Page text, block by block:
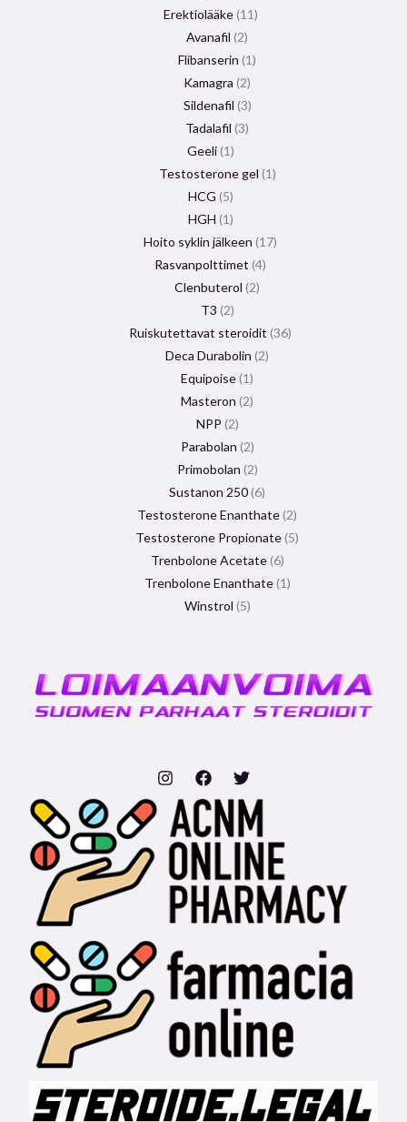
Erektiolääke 11
Avanafil 2
Flibanserin 1
Kamagra 2
Sildenafil 3
Tadalafil 3
Geeli 1
Testosterone gel 1
HCG 5
HGH 1
Hoito syklin jälkeen 17
Rasvanpolttimet 4
Clenbuterol 2
T3 2
Ruiskutettavat steroidit 36
Deca Durabolin 2
Equipoise 1
Masteron 2
NPP 2
Parabolan 2
Primobolan 2
Sustanon 250 6
Testosterone Enanthate 2
Testosterone Propionate 5
Trenbolone Acetate 6
Trenbolone Enanthate 1
Winstrol 5